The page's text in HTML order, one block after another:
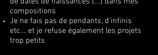
compositions
Je ne fais pas de pendants, d’infinis
etc... et je refuse également les projets
trop petits